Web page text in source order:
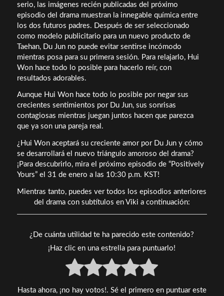
serio, las imágenes recién publicadas del próximo
episodio del drama muestran la innegable química entre
los dos futuros padres. Después de ser seleccionado
como modelo publicitario para un nuevo producto de
Taehan, Du Jun no puede evitar sentirse incómodo
mientras posa para su primera sesión. Para relajarlo, Hui
Won hace todo lo posible para hacerlo reír, con
resultados adorables.
Aunque Hui Won hace todo lo posible por negar sus
crecientes sentimientos por Du Jun, sus sonrisas
contagiosas mientras juegan juntos hacen que parezca
que ya son una pareja real.
¿Hui Won aceptará su creciente amor por Du Jun y cómo
se desarrollará el nuevo triángulo amoroso del drama?
¡Para descubrirlo, mira el próximo episodio de “Positively
Yours” el 31 de enero a las 10:30 p.m. KST!
Mientras tanto, puedes ver todos los episodios anteriores
del drama con subtítulos en Viki a continuación:
¿De cuánta utilidad te ha parecido este contenido?
¡Haz clic en una estrella para puntuarlo!
Hasta ahora, ¡no hay votos!. Sé el primero en puntuar este